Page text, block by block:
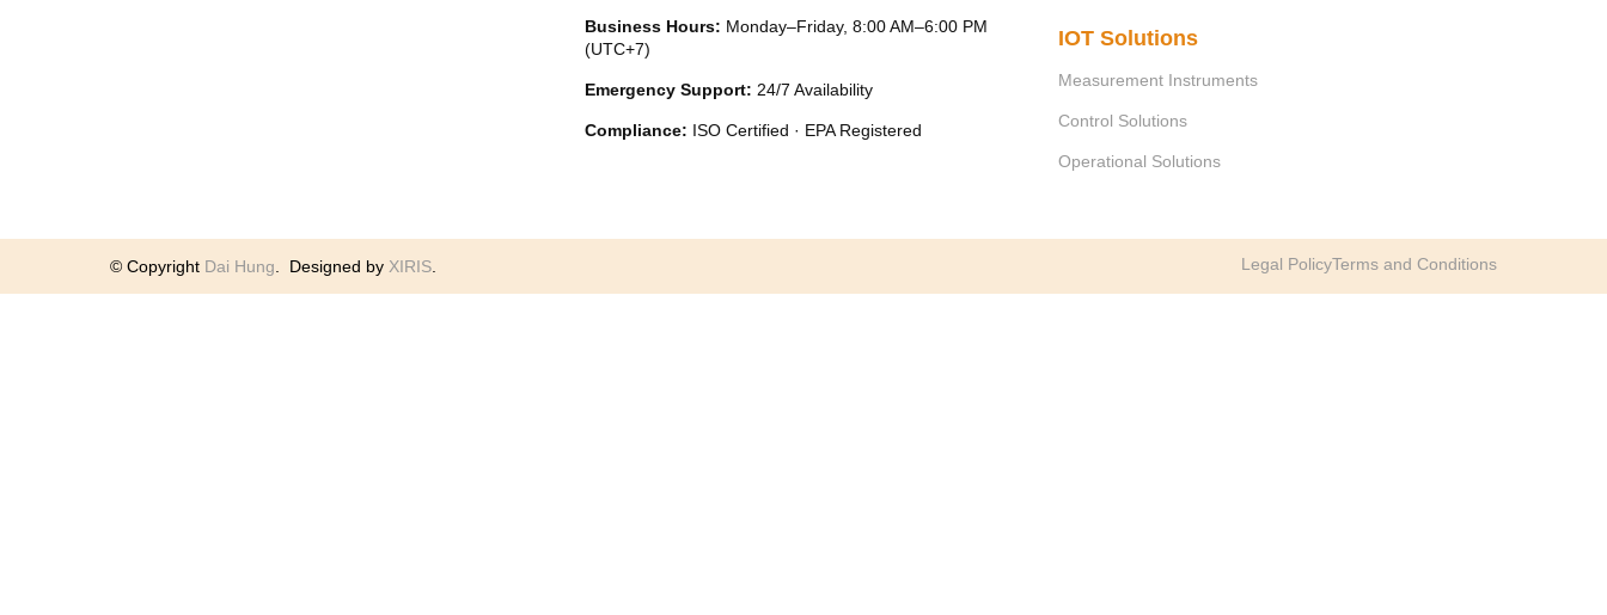
Business Hours: Monday–Friday, 8:00 AM–6:00 PM
(UTC+7)
Emergency Support: 24/7 Availability
Compliance: ISO Certified · EPA Registered
IOT Solutions
Measurement Instruments
Control Solutions
Operational Solutions
© Copyright Dai Hung Designed by XIRIS Legal PolicyTerms and Conditions